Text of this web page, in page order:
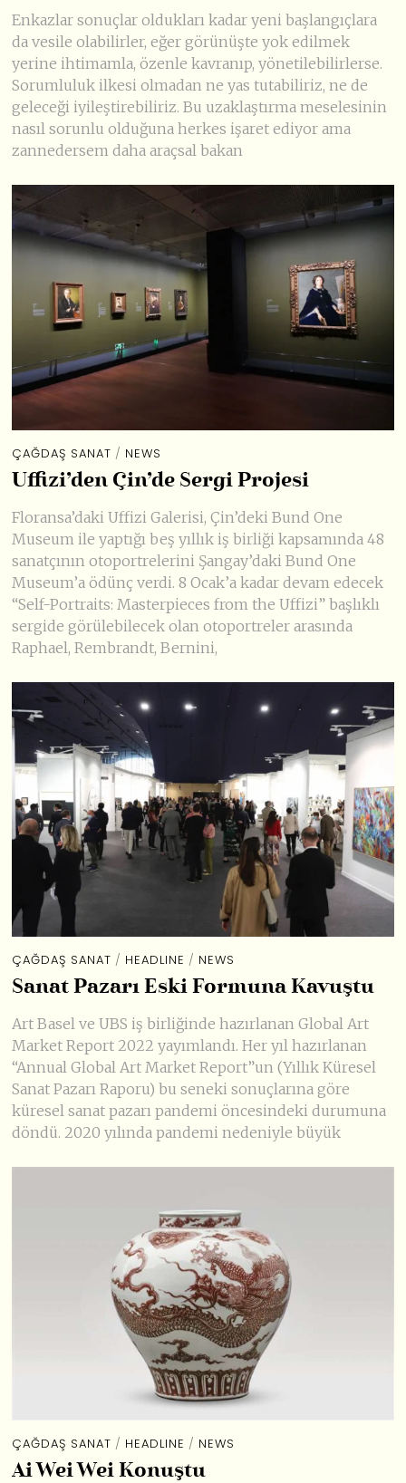
Enkazlar sonuçlar oldukları kadar yeni başlangıçlara
da vesile olabilirler, eğer görünüşte yok edilmek
yerine ihtimamla, özenle kavranıp, yönetilebilirlerse.
Sorumluluk ilkesi olmadan ne yas tutabiliriz, ne de
geleceği iyileştirebiliriz. Bu uzaklaştırma meselesinin
nasıl sorunlu olduğuna herkes işaret ediyor ama
zannedersem daha araçsal bakan
ÇAĞDAŞ SANAT / NEWS
Uffizi’den Çin’de Sergi Projesi
Floransa’daki Uffizi Galerisi, Çin’deki Bund One
Museum ile yaptığı beş yıllık iş birliği kapsamında 48
sanatçının otoportrelerini Şangay’daki Bund One
Museum’a ödünç verdi. 8 Ocak’a kadar devam edecek
“Self-Portraits: Masterpieces from the Uffizi” başlıklı
sergide görülebilecek olan otoportreler arasında
Raphael, Rembrandt, Bernini,
ÇAĞDAŞ SANAT / HEADLINE / NEWS
Sanat Pazarı Eski Formuna Kavuştu
Art Basel ve UBS iş birliğinde hazırlanan Global Art
Market Report 2022 yayımlandı. Her yıl hazırlanan
“Annual Global Art Market Report”un (Yıllık Küresel
Sanat Pazarı Raporu) bu seneki sonuçlarına göre
küresel sanat pazarı pandemi öncesindeki durumuna
döndü. 2020 yılında pandemi nedeniyle büyük
ÇAĞDAŞ SANAT / HEADLINE / NEWS
Ai Wei Wei Konuştu